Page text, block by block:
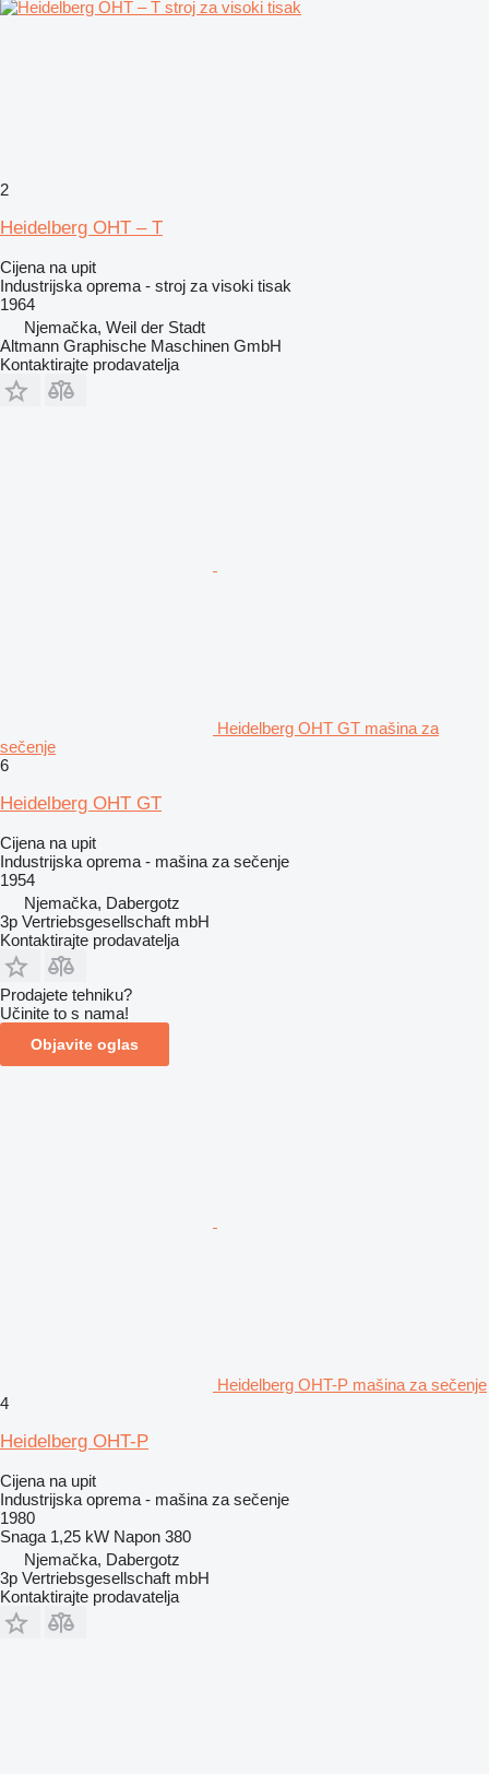
2
Heidelberg OHT – T
Cijena na upit
Industrijska oprema - stroj za visoki tisak
1964
Njemačka, Weil der Stadt
Altmann Graphische Maschinen GmbH
Kontaktirajte prodavatelja
Heidelberg OHT GT mašina za
sečenje
6
Heidelberg OHT GT
Cijena na upit
Industrijska oprema - mašina za sečenje
1954
Njemačka, Dabergotz
3p Vertriebsgesellschaft mbH
Kontaktirajte prodavatelja
Prodajete tehniku?
Učinite to s nama!
Objavite oglas
Heidelberg OHT-P mašina za sečenje
4
Heidelberg OHT-P
Cijena na upit
Industrijska oprema - mašina za sečenje
1980
Snaga 1,25 kW Napon 380
Njemačka, Dabergotz
3p Vertriebsgesellschaft mbH
Kontaktirajte prodavatelja